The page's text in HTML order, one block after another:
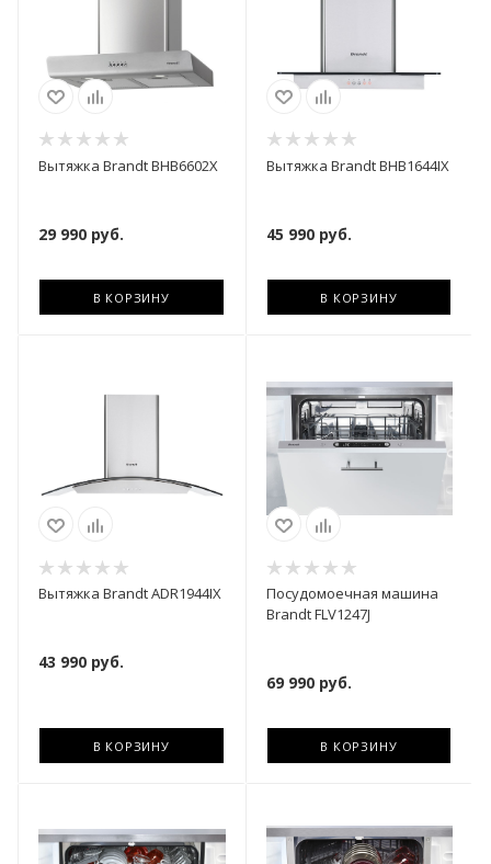
Вытяжка Brandt BHB6602X
29 990 руб.
В КОРЗИНУ
Вытяжка Brandt BHB1644IX
45 990руб.
В КОРЗИНУ
Вытяжка Brandt ADR1944IX
43 990 руб.
В КОРЗИНУ
Посудомоечная машина
Brandt FLV1247J
69 990руб.
В КОРЗИНУ